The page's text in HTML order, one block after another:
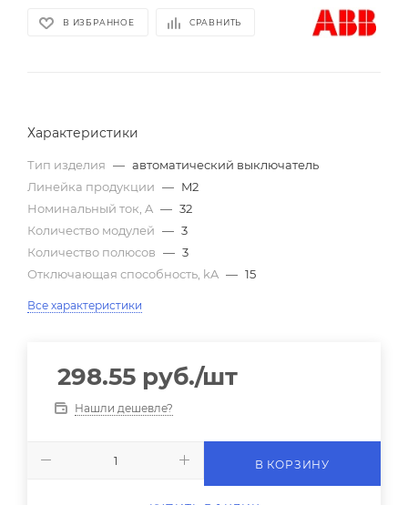
В ИЗБРАННОЕ СРАВНИТЬ
Характеристики
Тип изделия — автоматический выключатель
Линейка продукции — M2
Номинальный ток, A — 32
Количество модулей — 3
Количество полюсов — 3
Отключающая способность, kA — 15
Все характеристики
298.55 руб./шт
Нашли дешевле?
В КОРЗИНУ